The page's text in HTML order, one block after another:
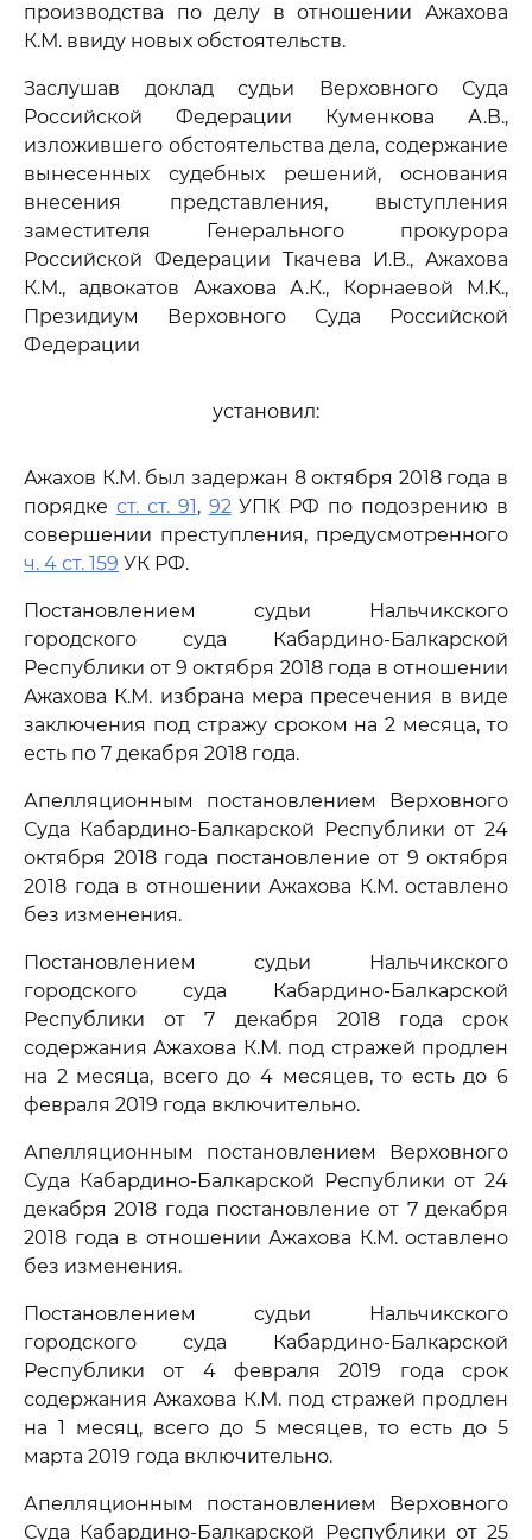
производства по делу в отношении Ажахова
К.М. ввиду новых обстоятельств.
Заслушав доклад судьи Верховного Суда
Российской Федерации Куменкова А.В.,
изложившего обстоятельства дела, содержание
вынесенных судебных решений, основания
внесения представления, выступления
заместителя Генерального прокурора
Российской Федерации Ткачева И.В., Ажахова
К.М., адвокатов Ажахова А.К., Корнаевой М.К.,
Президиум Верховного Суда Российской
Федерации
установил:
Ажахов К.М. был задержан 8 октября 2018 года в
порядке ст. ст. 91, 92УПК РФ по подозрению в
совершении преступления, предусмотренного
ч. 4 ст. 159 УК РФ.
Постановлением судьи Нальчикского
городского суда Кабардино-Балкарской
Республики от 9 октября 2018 года в отношении
Ажахова К.М. избрана мера пресечения в виде
заключения под стражу сроком на 2 месяца, то
есть по 7 декабря 2018 года.
Апелляционным постановлением Верховного
Суда Кабардино-Балкарской Республики от 24
октября 2018 года постановление от 9 октября
2018 года в отношении Ажахова К.М. оставлено
без изменения.
Постановлением судьи Нальчикского
городского суда Кабардино-Балкарской
Республики от 7 декабря 2018 года срок
содержания Ажахова К.М. под стражей продлен
на 2 месяца, всего до 4 месяцев, то есть до 6
февраля 2019 года включительно.
Апелляционным постановлением Верховного
Суда Кабардино-Балкарской Республики от 24
декабря 2018 года постановление от 7 декабря
2018 года в отношении Ажахова К.М. оставлено
без изменения.
Постановлением судьи Нальчикского
городского суда Кабардино-Балкарской
Республики от 4 февраля 2019 года срок
содержания Ажахова К.М. под стражей продлен
на 1 месяц, всего до 5 месяцев, то есть до 5
марта 2019 года включительно.
Апелляционным постановлением Верховного
Суда Кабардино-Балкарской Республики от 25